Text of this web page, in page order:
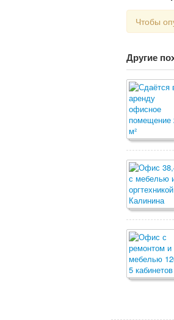
Чтобы
Другие